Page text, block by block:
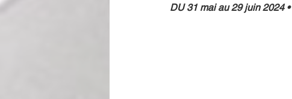
DU 31 mai au 29 juin 2024 •